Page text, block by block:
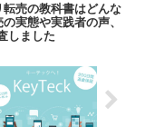
売の教科書はどんな
実態や実践者の声、
しました